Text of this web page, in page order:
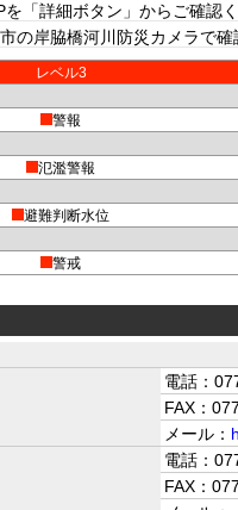
「詳細ボタン」からご確認く
岸脇橋河川防災カメラで
レベル3
警報
氾濫警報
避難判断水位
警戒
電話：
FAX：
メール：
電話：
FAX：